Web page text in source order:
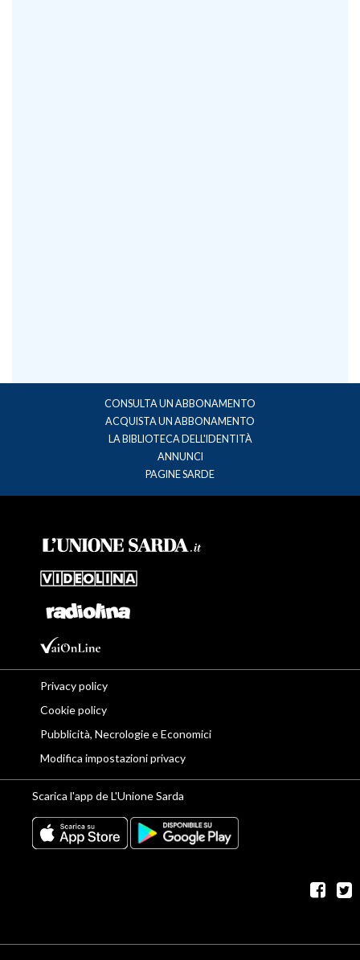
CONSULTA UN ABBONAMENTO
ACQUISTA UN ABBONAMENTO
LA BIBLIOTECA DELL'IDENTITÀ
ANNUNCI
PAGINE SARDE
Privacy policy
Cookie policy
Pubblicità, Necrologie e Economici
Modifica impostazioni privacy
Scarica l'app de L'Unione Sarda